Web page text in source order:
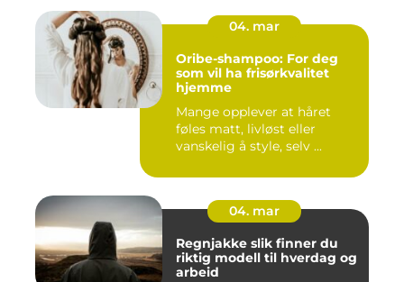
04. mar
Oribe-shampoo: For deg
som vil ha frisørkvalitet
hjemme
Mange opplever at håret
føles matt, livløst eller
vanskelig å style, selv ...
04. mar
Regnjakke slik finner du
riktig modell til hverdag og
arbeid